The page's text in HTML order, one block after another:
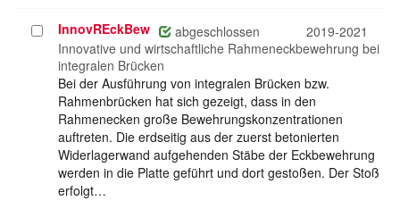
Projekt
auswählen
InnovREckBew abgeschlossen
2019-2021
Innovative und wirtschaftliche Rahmeneckbewehrung bei
integralen Brücken
Bei der Ausführung von integralen Brücken bzw.
Rahmenbrücken hat sich gezeigt, dass in den
Rahmenecken große Bewehrungskonzentrationen
auftreten. Die erdseitig aus der zuerst betonierten
Widerlagerwand aufgehenden Stäbe der Eckbewehrung
werden in die Platte geführt und dort gestoßen. Der Stoß
erfolgt…